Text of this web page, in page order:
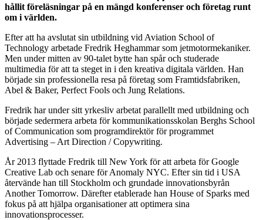
hållit föreläsningar på en mängd konferenser och företag runt
om i världen.
Efter att ha avslutat sin utbildning vid Aviation School of
Technology arbetade Fredrik Heghammar som jetmotormekaniker.
Men under mitten av 90-talet bytte han spår och studerade
multimedia för att ta steget in i den kreativa digitala världen. Han
började sin professionella resa på företag som Framtidsfabriken,
Abel & Baker, Perfect Fools och Jung Relations.
Fredrik har under sitt yrkesliv arbetat parallellt med utbildning och
började sedermera arbeta för kommunikationsskolan Berghs School
of Communication som programdirektör för programmet
Advertising – Art Direction / Copywriting.
År 2013 flyttade Fredrik till New York för att arbeta för Google
Creative Lab och senare för Anomaly NYC. Efter sin tid i USA
återvände han till Stockholm och grundade innovationsbyrån
Another Tomorrow. Därefter etablerade han House of Sparks med
fokus på att hjälpa organisationer att optimera sina
innovationsprocesser.